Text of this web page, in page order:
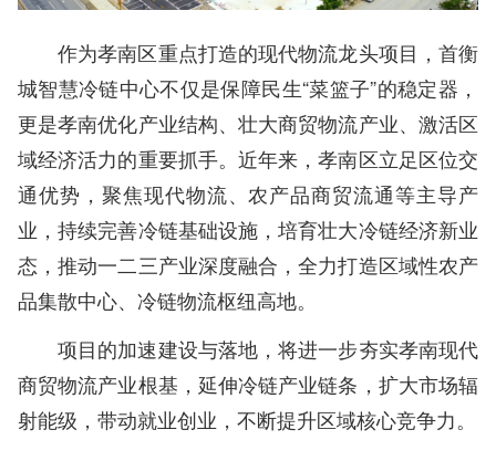
作为孝南区重点打造的现代物流龙头项目，首衡
城智慧冷链中心不仅是保障民生“菜篮子”的稳定器，
更是孝南优化产业结构、壮大商贸物流产业、激活区
域经济活力的重要抓手。近年来，孝南区立足区位交
通优势，聚焦现代物流、农产品商贸流通等主导产
业，持续完善冷链基础设施，培育壮大冷链经济新业
态，推动一二三产业深度融合，全力打造区域性农产
品集散中心、冷链物流枢纽高地。
项目的加速建设与落地，将进一步夯实孝南现代
商贸物流产业根基，延伸冷链产业链条，扩大市场辐
射能级，带动就业创业，不断提升区域核心竞争力。